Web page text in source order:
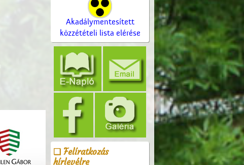
Akadálymentesített
közzétételi lista elérése
Felíratkozás
hírlevélre